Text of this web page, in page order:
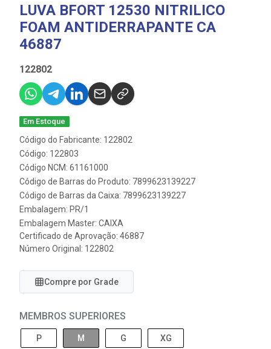
LUVA BFORT 12530 NITRILICO
FOAM ANTIDERRAPANTE CA
46887
122802
Em Estoque
Código do Fabricante: 122802
Código: 122803
Código NCM: 61161000
Código de Barras do Produto: 7899623139227
Código de Barras da Caixa: 7899623139227
Embalagem: PR/1
Embalagem Master: CAIXA
Certificado de Aprovação: 46887
Número Original: 122802
Compre por Grade
MEMBROS SUPERIORES
P M G XG